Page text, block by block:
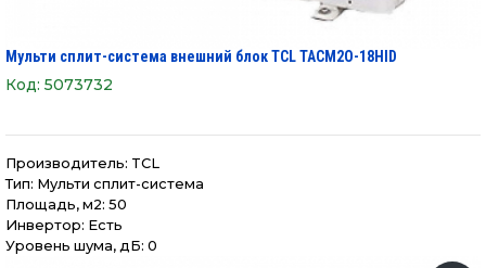
Мульти сплит-система внешний блок TCL TACM2O-18HID
Код: 5073732
Производитель: TCL
Тип: Мульти сплит-система
Площадь, м2: 50
Инвертор: Есть
Уровень шума, дБ: 0